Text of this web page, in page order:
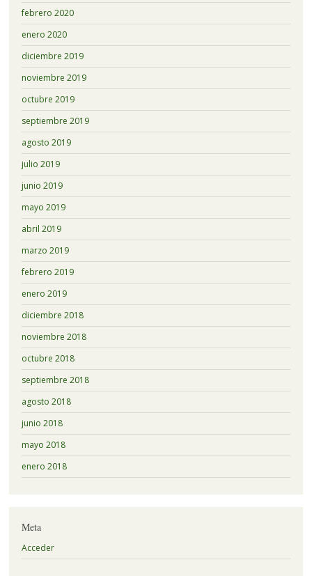
febrero 2020
enero 2020
diciembre 2019
noviembre 2019
octubre 2019
septiembre 2019
agosto 2019
julio 2019
junio 2019
mayo 2019
abril 2019
marzo 2019
febrero 2019
enero 2019
diciembre 2018
noviembre 2018
octubre 2018
septiembre 2018
agosto 2018
junio 2018
mayo 2018
enero 2018
Meta
Acceder